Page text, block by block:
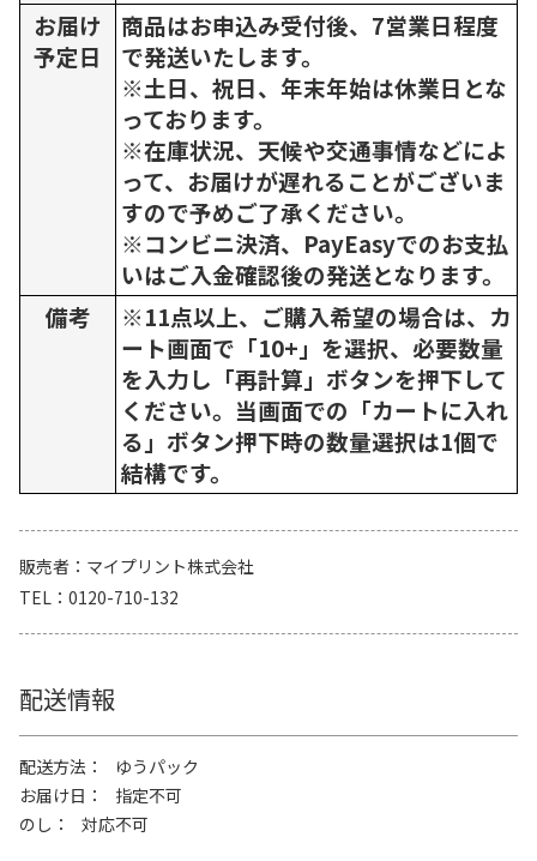
お届け
予定日
商品はお申込み受付後、7営業日程度
で発送いたします。
※土日、祝日、年末年始は休業日とな
っております。
※在庫状況、天候や交通事情などによ
って、お届けが遅れることがございま
すので予めご了承ください。
※コンビニ決済、PayEasyでのお支払
いはご入金確認後の発送となります。
備考
※11点以上、ご購入希望の場合は、カ
ート画面で「10+」を選択、必要数量
を入力し「再計算」ボタンを押下して
ください。当画面での「カートに入れ
る」ボタン押下時の数量選択は1個で
結構です。
販売者
マイプリント株式会社
TEL
0120-710-132
配送情報
配送方法
ゆうパック
お届け日
指定不可
のし
対応不可